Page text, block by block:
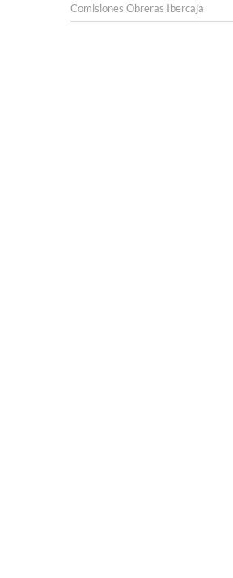
Comisiones Obreras Ibercaja